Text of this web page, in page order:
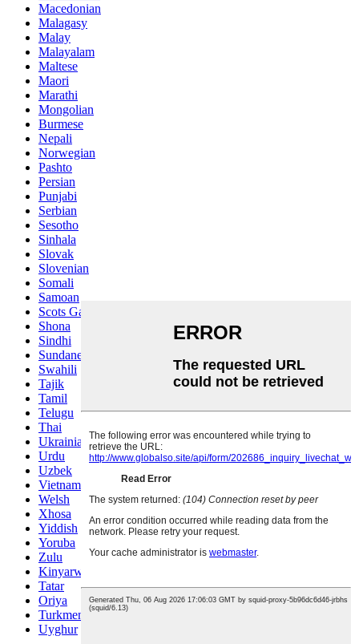
Macedonian
Malagasy
Malay
Malayalam
Maltese
Maori
Marathi
Mongolian
Burmese
Nepali
Norwegian
Pashto
Persian
Punjabi
Serbian
Sesotho
Sinhala
Slovak
Slovenian
Somali
Samoan
Scots Gaelic
Shona
Sindhi
Sundanese
Swahili
Tajik
Tamil
Telugu
Thai
Ukrainian
Urdu
Uzbek
Vietnamese
Welsh
Xhosa
Yiddish
Yoruba
Zulu
Kinyarwanda
Tatar
Oriya
Turkmen
Uyghur